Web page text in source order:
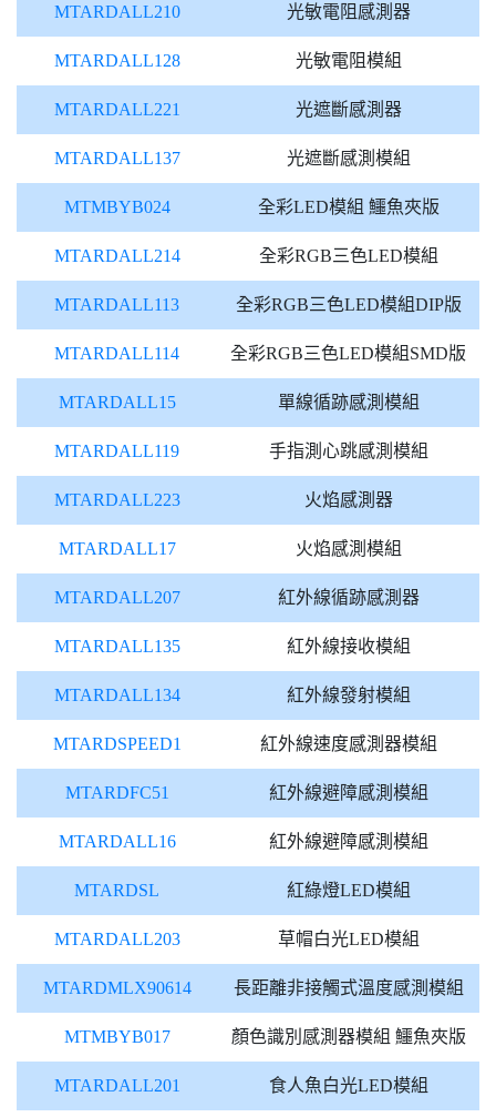
MTARDALL210 光敏電阻感測器
MTARDALL128 光敏電阻模組
MTARDALL221 光遮斷感測器
MTARDALL137 光遮斷感測模組
MTMBYB024 全彩LED模組 鱷魚夾版
MTARDALL214 全彩RGB三色LED模組
MTARDALL113 全彩RGB三色LED模組DIP版
MTARDALL114 全彩RGB三色LED模組SMD版
MTARDALL15 單線循跡感測模組
MTARDALL119 手指測心跳感測模組
MTARDALL223 火焰感測器
MTARDALL17 火焰感測模組
MTARDALL207 紅外線循跡感測器
MTARDALL135 紅外線接收模組
MTARDALL134 紅外線發射模組
MTARDSPEED1 紅外線速度感測器模組
MTARDFC51 紅外線避障感測模組
MTARDALL16 紅外線避障感測模組
MTARDSL 紅綠燈LED模組
MTARDALL203 草帽白光LED模組
MTARDMLX90614 長距離非接觸式溫度感測模組
MTMBYB017 顏色識別感測器模組 鱷魚夾版
MTARDALL201 食人魚白光LED模組